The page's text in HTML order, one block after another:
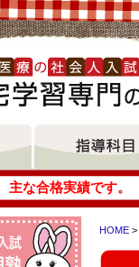
主な合格実績です。
HOME >